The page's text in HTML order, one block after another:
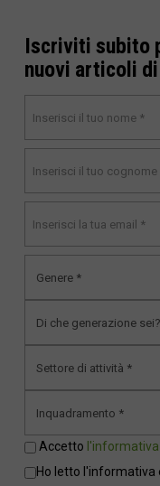
Iscriviti subito
nuovi articoli
Accetto
Ho letto l'informativa